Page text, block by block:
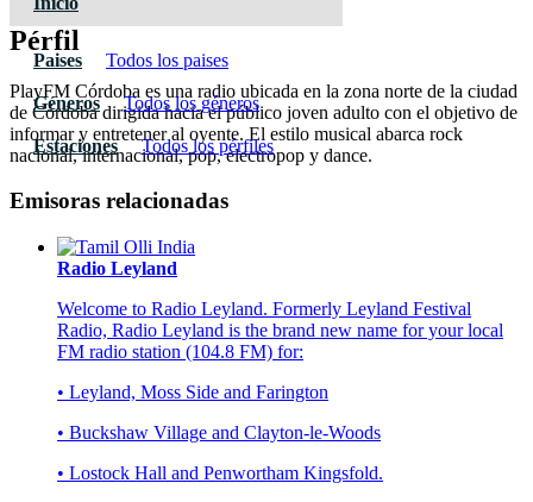
Paises Todos los paises
Géneros Todos los géneros
Estaciones Todos los pérfiles
Pérfil
PlayFM Córdoba es una radio ubicada en la zona norte de la ciudad
de Córdoba dirigida hacia el público joven adulto con el objetivo de
informar y entretener al oyente. El estilo musical abarca rock
nacional, internacional, pop, electropop y dance.
Emisoras relacionadas
Radio Leyland
Welcome to Radio Leyland. Formerly Leyland Festival
Radio, Radio Leyland is the brand new name for your local
FM radio station (104.8 FM) for:
• Leyland, Moss Side and Farington
• Buckshaw Village and Clayton-le-Woods
• Lostock Hall and Penwortham Kingsfold.